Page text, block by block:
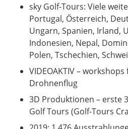
sky Golf-Tours: Viele
Portugal, Österreich,
Ungarn, Spanien, Irland,
Indonesien, Nepal,
Polen, Tschechien,
VIDEOAKTIV –
Drohnenflug
3D Produktionen – erste
Golf Tours (Golf-Tours